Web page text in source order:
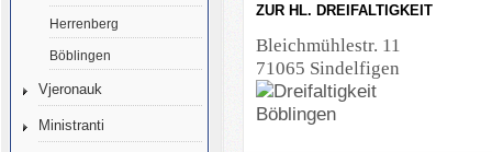
Herrenberg
Böblingen
Vjeronauk
Ministranti
ZUR HL. DREIFALTIGKEIT
Bleichmühlestr. 11
71065 Sindelfigen